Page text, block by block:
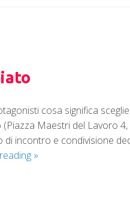
cosa significa
Maestri del Lavoro
incontro e condivisione
»